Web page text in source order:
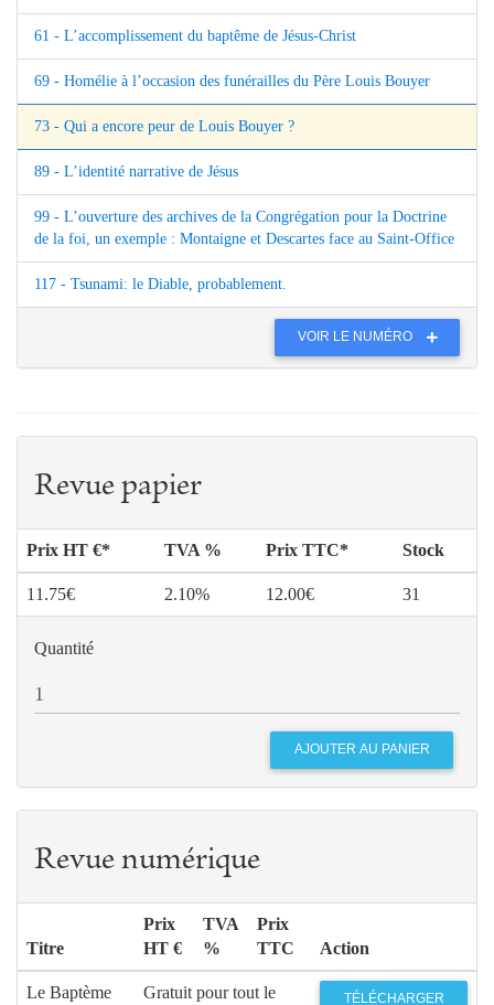
61 - L’accomplissement du baptême de Jésus-Christ
69 - Homélie à l’occasion des funérailles du Père Louis Bouyer
73 - Qui a encore peur de Louis Bouyer ?
89 - L’identité narrative de Jésus
99 - L’ouverture des archives de la Congrégation pour la Doctrine
de la foi, un exemple : Montaigne et Descartes face au Saint-Office
117 - Tsunami: le Diable, probablement.
VOIR LE NUMÉRO
Revue papier
Prix HT €* TVA % Prix TTC* Stock
11.75€ 2.10% 12.00€ 31
Quantité
Revue numérique
Titre
Prix
HT €
TVA
%
Prix
TTC
Action
Le Baptème
Gratuit pour tout le
TÉLÉCHARGER